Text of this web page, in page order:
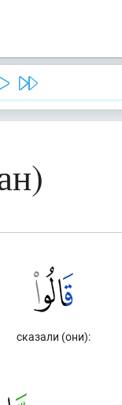
сказали (они):